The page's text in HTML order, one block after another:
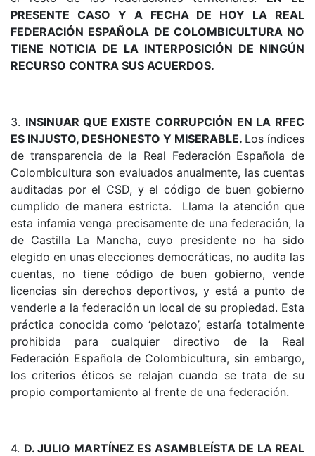
PRESENTE CASO Y A FECHA DE HOY LA REAL
FEDERACIÓN ESPAÑOLA DE COLOMBICULTURA NO
TIENE NOTICIA DE LA INTERPOSICIÓN DE NINGÚN
RECURSO CONTRA SUS ACUERDOS.
3. INSINUAR QUE EXISTE CORRUPCIÓN EN LA RFEC
ES INJUSTO, DESHONESTO Y MISERABLE. Los índices
de transparencia de la Real Federación Española de
Colombicultura son evaluados anualmente, las cuentas
auditadas por el CSD, y el código de buen gobierno
cumplido de manera estricta. Llama la atención que
esta infamia venga precisamente de una federación, la
de Castilla La Mancha, cuyo presidente no ha sido
elegido en unas elecciones democráticas, no audita las
cuentas, no tiene código de buen gobierno, vende
licencias sin derechos deportivos, y está a punto de
venderle a la federación un local de su propiedad. Esta
práctica conocida como ‘pelotazo’, estaría totalmente
prohibida para cualquier directivo de la Real
Federación Española de Colombicultura, sin embargo,
los criterios éticos se relajan cuando se trata de su
propio comportamiento al frente de una federación.
4. D. JULIO MARTÍNEZ ES ASAMBLEÍSTA DE LA REAL